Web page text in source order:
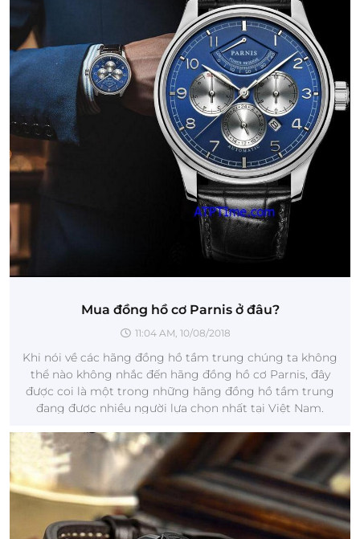
Mua đồng hồ cơ Parnis ở đâu?
11:04 AM, 10/08/2018
Khi nói về các hãng đồng hồ tầm trung chúng ta không
thể nào không nhắc đến hãng đồng hồ cơ Parnis, đây
được coi là một trong những hãng đồng hồ tầm trung
đang được nhiều người lựa chọn nhất tại Việt Nam.